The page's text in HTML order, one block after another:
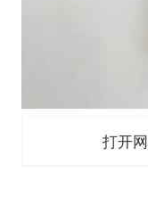
打开